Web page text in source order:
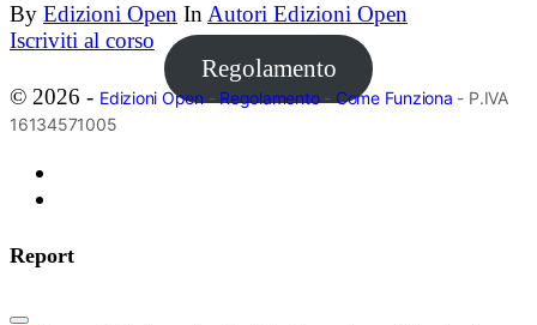
By Edizioni Open InAutori Edizioni Open
Iscriviti al corso
Regolamento
© 2026 - Edizioni Open - Regolamento- Come Funziona - P.IVA
16134571005
Report